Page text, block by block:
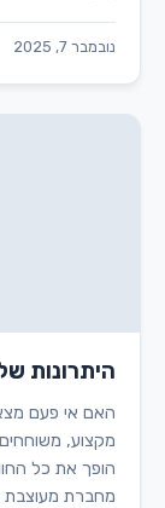
נובמבר 7, 2025
היתרונות
האם אי פעם
מקצוע,
הופך את כל
מחברת מעוצבת